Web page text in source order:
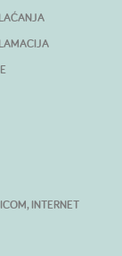
INTERNET